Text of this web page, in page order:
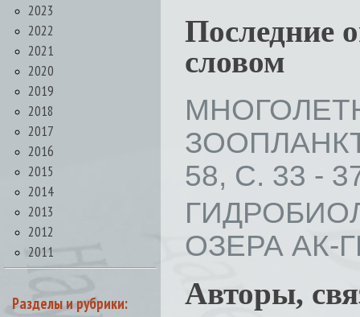
2023
2022
2021
2020
2019
2018
2017
2016
2015
2014
2013
2012
2011
Разделы и рубрики:
Последние
словом
58, С. 33 -
ОЗЕРА АК-
Авторы,